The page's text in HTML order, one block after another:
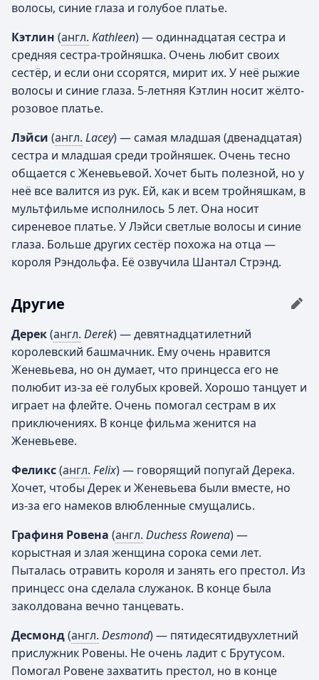
волосы, синие глаза и голубое платье.
Кэтлин (англ. Kathleen) — одиннадцатая сестра и
средняя сестра-тройняшка. Очень любит своих
сестёр, и если они ссорятся, мирит их. У неё рыжие
волосы и синие глаза. 5-летняя Кэтлин носит жёлто-
розовое платье.
Лэйси (англ. Lacey) — самая младшая (двенадцатая)
сестра и младшая среди тройняшек. Очень тесно
общается с Женевьевой. Хочет быть полезной, но у
неё все валится из рук. Ей, как и всем тройняшкам, в
мультфильме исполнилось 5 лет. Она носит
сиреневое платье. У Лэйси светлые волосы и синие
глаза. Больше других сестёр похожа на отца —
короля Рэндольфа. Её озвучила Шантал Стрэнд.
Другие
Дерек(англ. Derek) — девятнадцатилетний
королевский башмачник. Ему очень нравится
Женевьева, но он думает, что принцесса его не
полюбит из-за её голубых кровей. Хорошо танцует и
играет на флейте. Очень помогал сестрам в их
приключениях. В конце фильма женится на
Женевьеве.
Феликс(англ. Felix) — говорящий попугай Дерека.
Хочет, чтобы Дерек и Женевьева были вместе, но
из-за его намеков влюбленные смущались.
Графиня Ровена (англ. Duchess Rowena) —
корыстная и злая женщина сорока семи лет.
Пыталась отравить короля и занять его престол. Из
принцесс она сделала служанок. В конце была
заколдована вечно танцевать.
Десмонд(англ. Desmond) — пятидесятидвухлетний
прислужник Ровены. Не очень ладит с Брутусом.
Помогал Ровене захватить престол, но в конце